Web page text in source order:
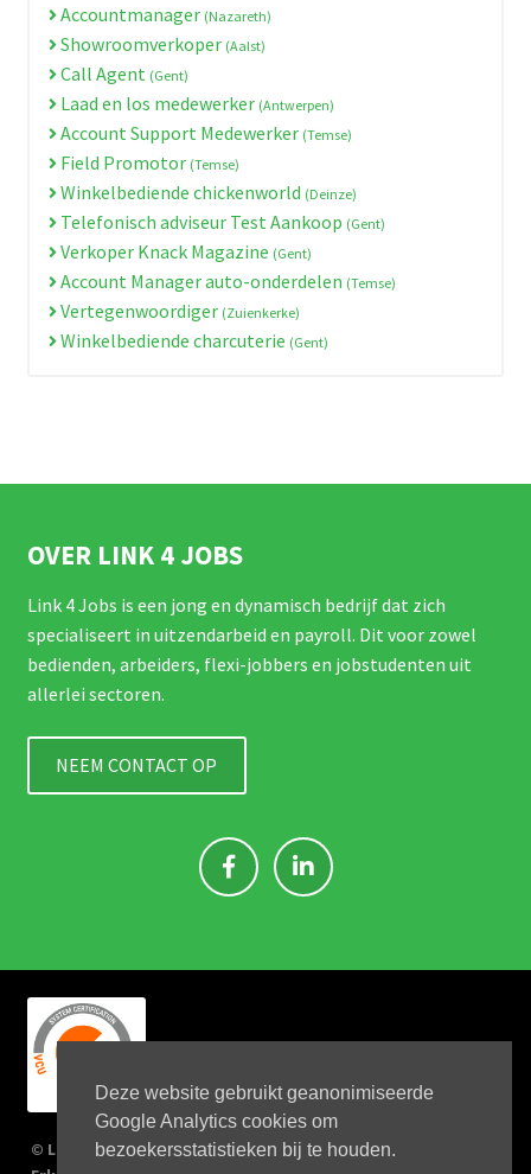
Deze website gebruikt geanonimiseerde
Google Analytics cookies om
bezoekersstatistieken bij te houden.
Accountmanager (Nazareth)
Showroomverkoper (Aalst)
Call Agent (Gent)
Laad en los medewerker (Antwerpen)
Account Support Medewerker (Temse)
Field Promotor (Temse)
Winkelbediende chickenworld (Deinze)
Telefonisch adviseur Test Aankoop (Gent)
Verkoper Knack Magazine (Gent)
Account Manager auto-onderdelen (Temse)
Vertegenwoordiger (Zuienkerke)
Winkelbediende charcuterie (Gent)
OVER LINK 4 JOBS
Link 4 Jobs is een jong en dynamisch bedrijf dat zich
specialiseert in uitzendarbeid en payroll. Dit voor zowel
bedienden, arbeiders, flexi-jobbers en jobstudenten uit
allerlei sectoren.
NEEM CONTACT OP
© Link 4 Jobs 2023